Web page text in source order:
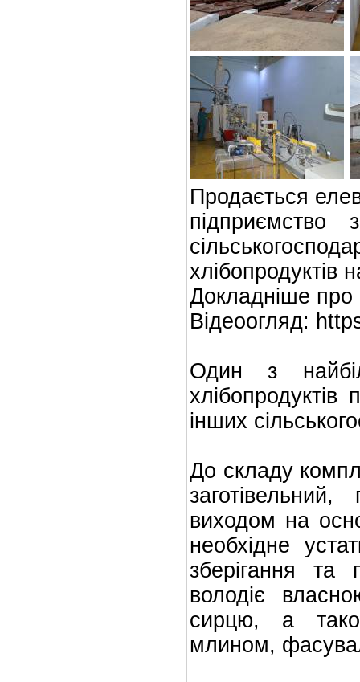
Продається
підприємство
хлібопродуктів
Докладніше про
Відеоогляд:
Один з
інших
До складу
виходом на
необхідне
зберігання та
володіє
сирцю, а
млином,